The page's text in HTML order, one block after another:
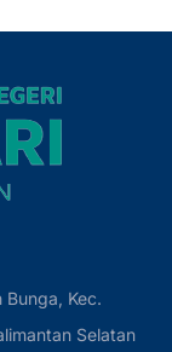
Bunga, Kec.
Selatan